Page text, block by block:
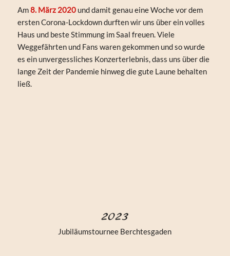
Am8. März 2020und damit genau eine Woche vor dem
ersten Corona-Lockdown durften wir uns über ein volles
Haus und beste Stimmung im Saal freuen. Viele
Weggefährten und Fans waren gekommen und so wurde
es ein unvergessliches Konzerterlebnis, dass uns über die
lange Zeit der Pandemie hinweg die gute Laune behalten
ließ.
2023
Jubiläumstournee Berchtesgaden